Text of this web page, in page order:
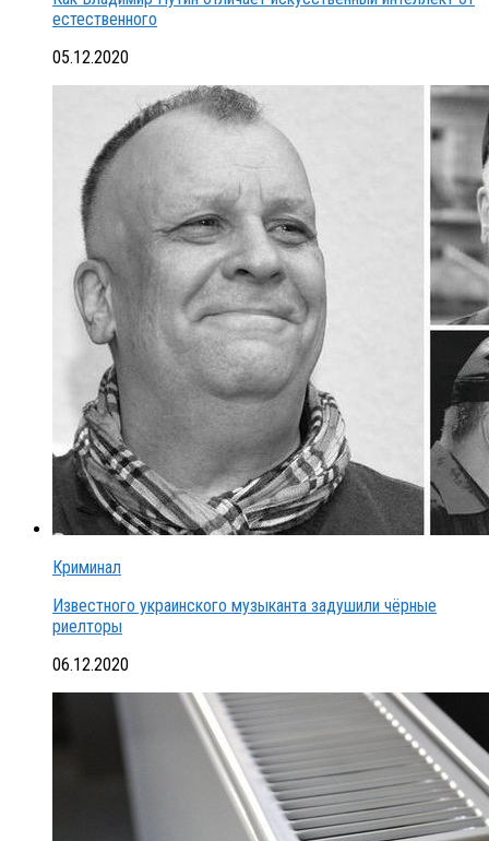
естественного
05.12.2020
Криминал
Известного украинского музыканта задушили чёрные
риелторы
06.12.2020